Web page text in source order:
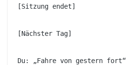
[Sitzung endet]
[Nächster Tag]
Du: „Fahre von gestern fort“